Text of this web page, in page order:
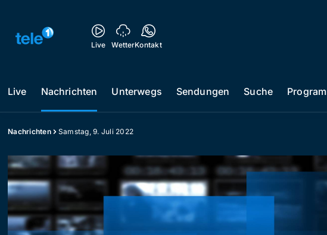
Live WetterKontakt
Live Nachrichten Unterwegs Sendungen Suche
Nachrichten Samstag, 9. Juli 2022